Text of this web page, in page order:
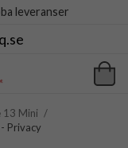
leveranser
13 Mini /
Privacy